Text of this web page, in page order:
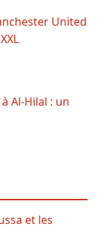
United
Al-Hilal : un
et les